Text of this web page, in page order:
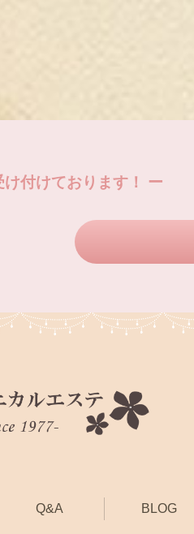
付けております！ ー
Q&A BLOG